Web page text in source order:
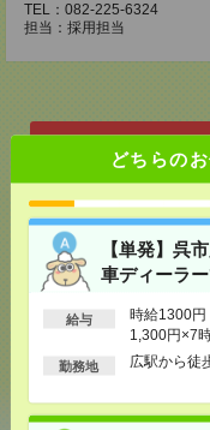
どちらの
【単発】呉
車ディーラ
給与
時給1300円
1,300円×7時
勤務地 広駅から徒
TEL：082-225-6324
担当：採用担当
気になる
メールで送る
シェア